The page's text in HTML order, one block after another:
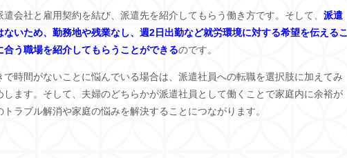
遣会社と雇用契約を結び、派遣先を紹介してもらう働き方です。そして、派遣
ないため、勤務地や残業なし、週2日出勤など就労環境に対する希望を伝えるこ
合う職場を紹介してもらうことができるのです。
で時間がないことに悩んでいる場合は、派遣社員への転職を選択肢に加えてみ
します。そして、夫婦のどちらかが派遣社員として働くことで家庭内に余裕が
ラブル解消や家庭の悩みを解決することにつながります。